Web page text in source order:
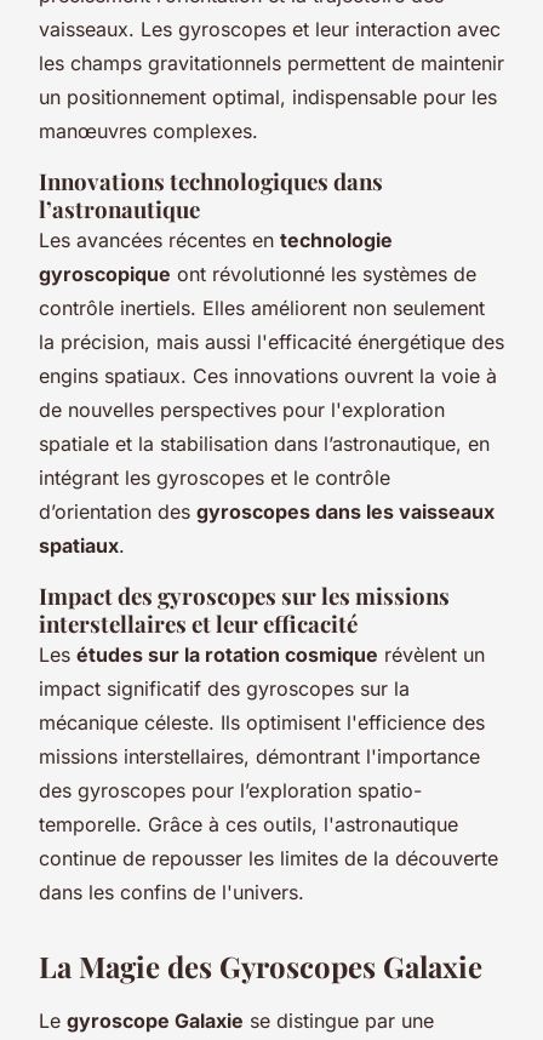
vaisseaux. Les gyroscopes et leur interaction avec
les champs gravitationnels permettent de maintenir
un positionnement optimal, indispensable pour les
manœuvres complexes.
Innovations technologiques dans
l’astronautique
Les avancées récentes en technologie
gyroscopique ont révolutionné les systèmes de
contrôle inertiels. Elles améliorent non seulement
la précision, mais aussi l'efficacité énergétique des
engins spatiaux. Ces innovations ouvrent la voie à
de nouvelles perspectives pour l'exploration
spatiale et la stabilisation dans l’astronautique, en
intégrant les gyroscopes et le contrôle
d’orientation des gyroscopes dans les vaisseaux
spatiaux.
Impact des gyroscopes sur les missions
interstellaires et leur efficacité
Les études sur la rotation cosmique révèlent un
impact significatif des gyroscopes sur la
mécanique céleste. Ils optimisent l'efficience des
missions interstellaires, démontrant l'importance
des gyroscopes pour l’exploration spatio-
temporelle. Grâce à ces outils, l'astronautique
continue de repousser les limites de la découverte
dans les confins de l'univers.
La Magie des Gyroscopes Galaxie
Le gyroscope Galaxie se distingue par une